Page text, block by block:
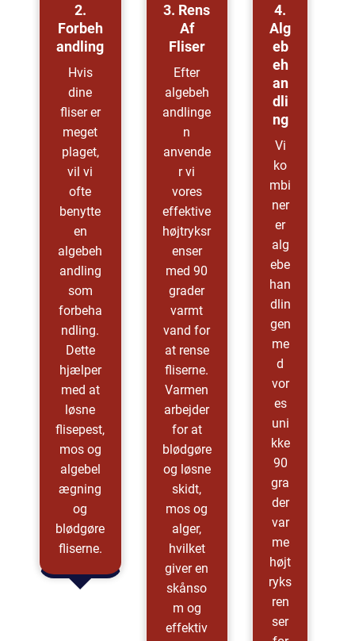
2.
Forbeh
Andling
Hvis
dine
fliser er
meget
plaget,
vil vi
ofte
benytte
en
algebeh
andling
som
forbeha
ndling.
Dette
hjælper
med at
løsne
flisepest,
mos og
algebel
ægning
og
blødgøre
fliserne.
3. Rens
Af
Fliser
Efter
algebeh
andlinge
n
anvende
r vi
vores
effektive
højtryksr
enser
med 90
grader
varmt
vand for
at rense
fliserne.
Varmen
arbejder
for at
blødgøre
og løsne
skidt,
mos og
alger,
hvilket
giver en
skånso
m og
effektiv
4.
Alg
Eb
Eh
An
Dli
Ng
Vi
ko
mbi
ner
er
alg
ebe
han
dlin
gen
me
d
vor
es
uni
kke
90
gra
der
var
me
højt
ryks
ren
ser